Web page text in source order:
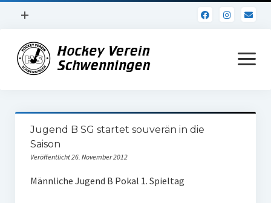
Menü
+
Impressum
Datenschutz
Menü
öffnen
Verein
Daten und Fakten
Online Jubiläum
Vereinsheim
Jugend B SG startet souverän in die
Saison
Veröffentlicht 26. November 2012
Männliche Jugend B Pokal 1. Spieltag